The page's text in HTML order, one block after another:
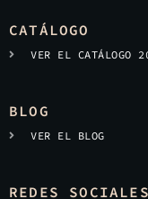
CATÁLOGO
VER EL CATÁLOGO
BLOG
VER EL BLOG
REDES SOCIALES